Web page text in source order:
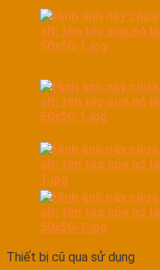
Thiết bị cũ qua sử dụng